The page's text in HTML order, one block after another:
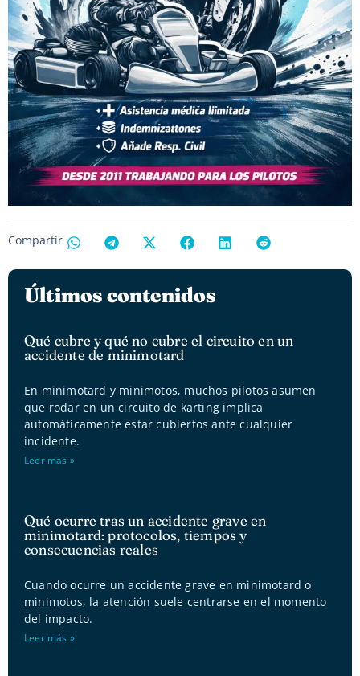
Compartir
Últimos contenidos
Qué cubre y qué no cubre el circuito en un
accidente de minimotard
En minimotard y minimotos, muchos pilotos asumen
que rodar en un circuito de karting implica
automáticamente estar cubiertos ante cualquier
incidente.
Leer más »
Qué ocurre tras un accidente grave en
minimotard: protocolos, tiempos y
consecuencias reales
Cuando ocurre un accidente grave en minimotard o
minimotos, la atención suele centrarse en el momento
del impacto.
Leer más »